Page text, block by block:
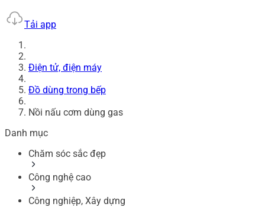
Tải app
Điện tử, điện máy
Đồ dùng trong bếp
Nồi nấu cơm dùng gas
Danh mục
Chăm sóc sắc đẹp
Công nghệ cao
Công nghiệp, Xây dựng